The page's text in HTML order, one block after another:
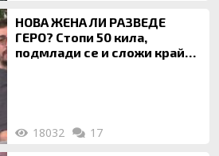
НОВА ЖЕНА ЛИ РАЗВЕДЕ
ГЕРО? Стопи 50 кила,
подмлади се и сложи край
18032 17